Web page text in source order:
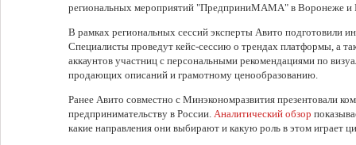
региональных мероприятий "ПредприниМАМА" в Воронеже и
В рамках региональных сессий эксперты Авито подготовили
Специалисты проведут кейс-сессию о трендах платформы, а
аккаунтов участниц с персональными рекомендациями по
продающих описаний и грамотному ценообразованию.
Ранее Авито совместно с Минэкономразвития презентовали
предпринимательству в России. Аналитический обзор
какие направления они выбирают и какую роль в этом играет